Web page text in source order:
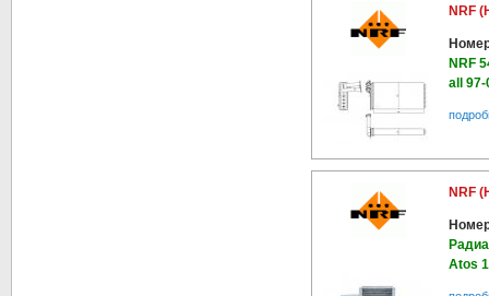
NRF
NRF
all 97-
NRF
Atos